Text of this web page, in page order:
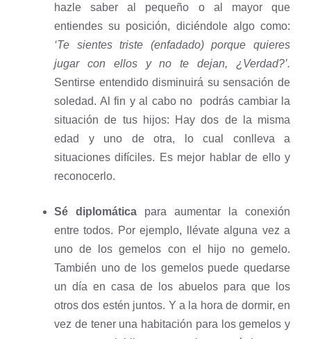
hazle saber al pequeño o al mayor que
entiendes su posición, diciéndole algo como:
‘Te sientes triste (enfadado) porque quieres
jugar con ellos y no te dejan, ¿Verdad?’.
Sentirse entendido disminuirá su sensación de
soledad. Al fin y al cabo no podrás cambiar la
situación de tus hijos: Hay dos de la misma
edad y uno de otra, lo cual conlleva a
situaciones difíciles. Es mejor hablar de ello y
reconocerlo.
Sé diplomática para aumentar la conexión
entre todos. Por ejemplo, llévate alguna vez a
uno de los gemelos con el hijo no gemelo.
También uno de los gemelos puede quedarse
un día en casa de los abuelos para que los
otros dos estén juntos. Y a la hora de dormir, en
vez de tener una habitación para los gemelos y